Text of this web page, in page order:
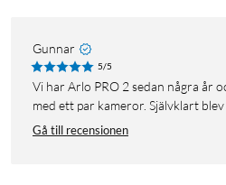
Gunnar
5/5
Vi har Arlo PRO 2 sedan några år och behövde komplettera
med ett par kameror. Självklart
Gå till recensionen